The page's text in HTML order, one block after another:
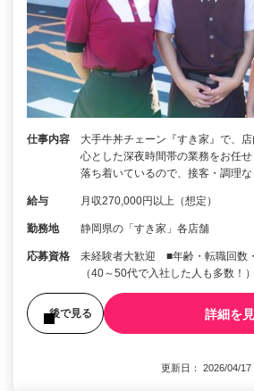
仕事内容
大手牛丼チェーン『すき家』で、
心とした深夜時間帯の業務をお任
落ち着いているので、接客・調理
給与 月収270,000円以上（想定）
勤務地 静岡県の「すき家」各店舗
応募資格
未経験者大歓迎 ■年齢・転職回数
（40～50代で入社した人も多数
後で見る 詳細を
更新日： 2026/04/